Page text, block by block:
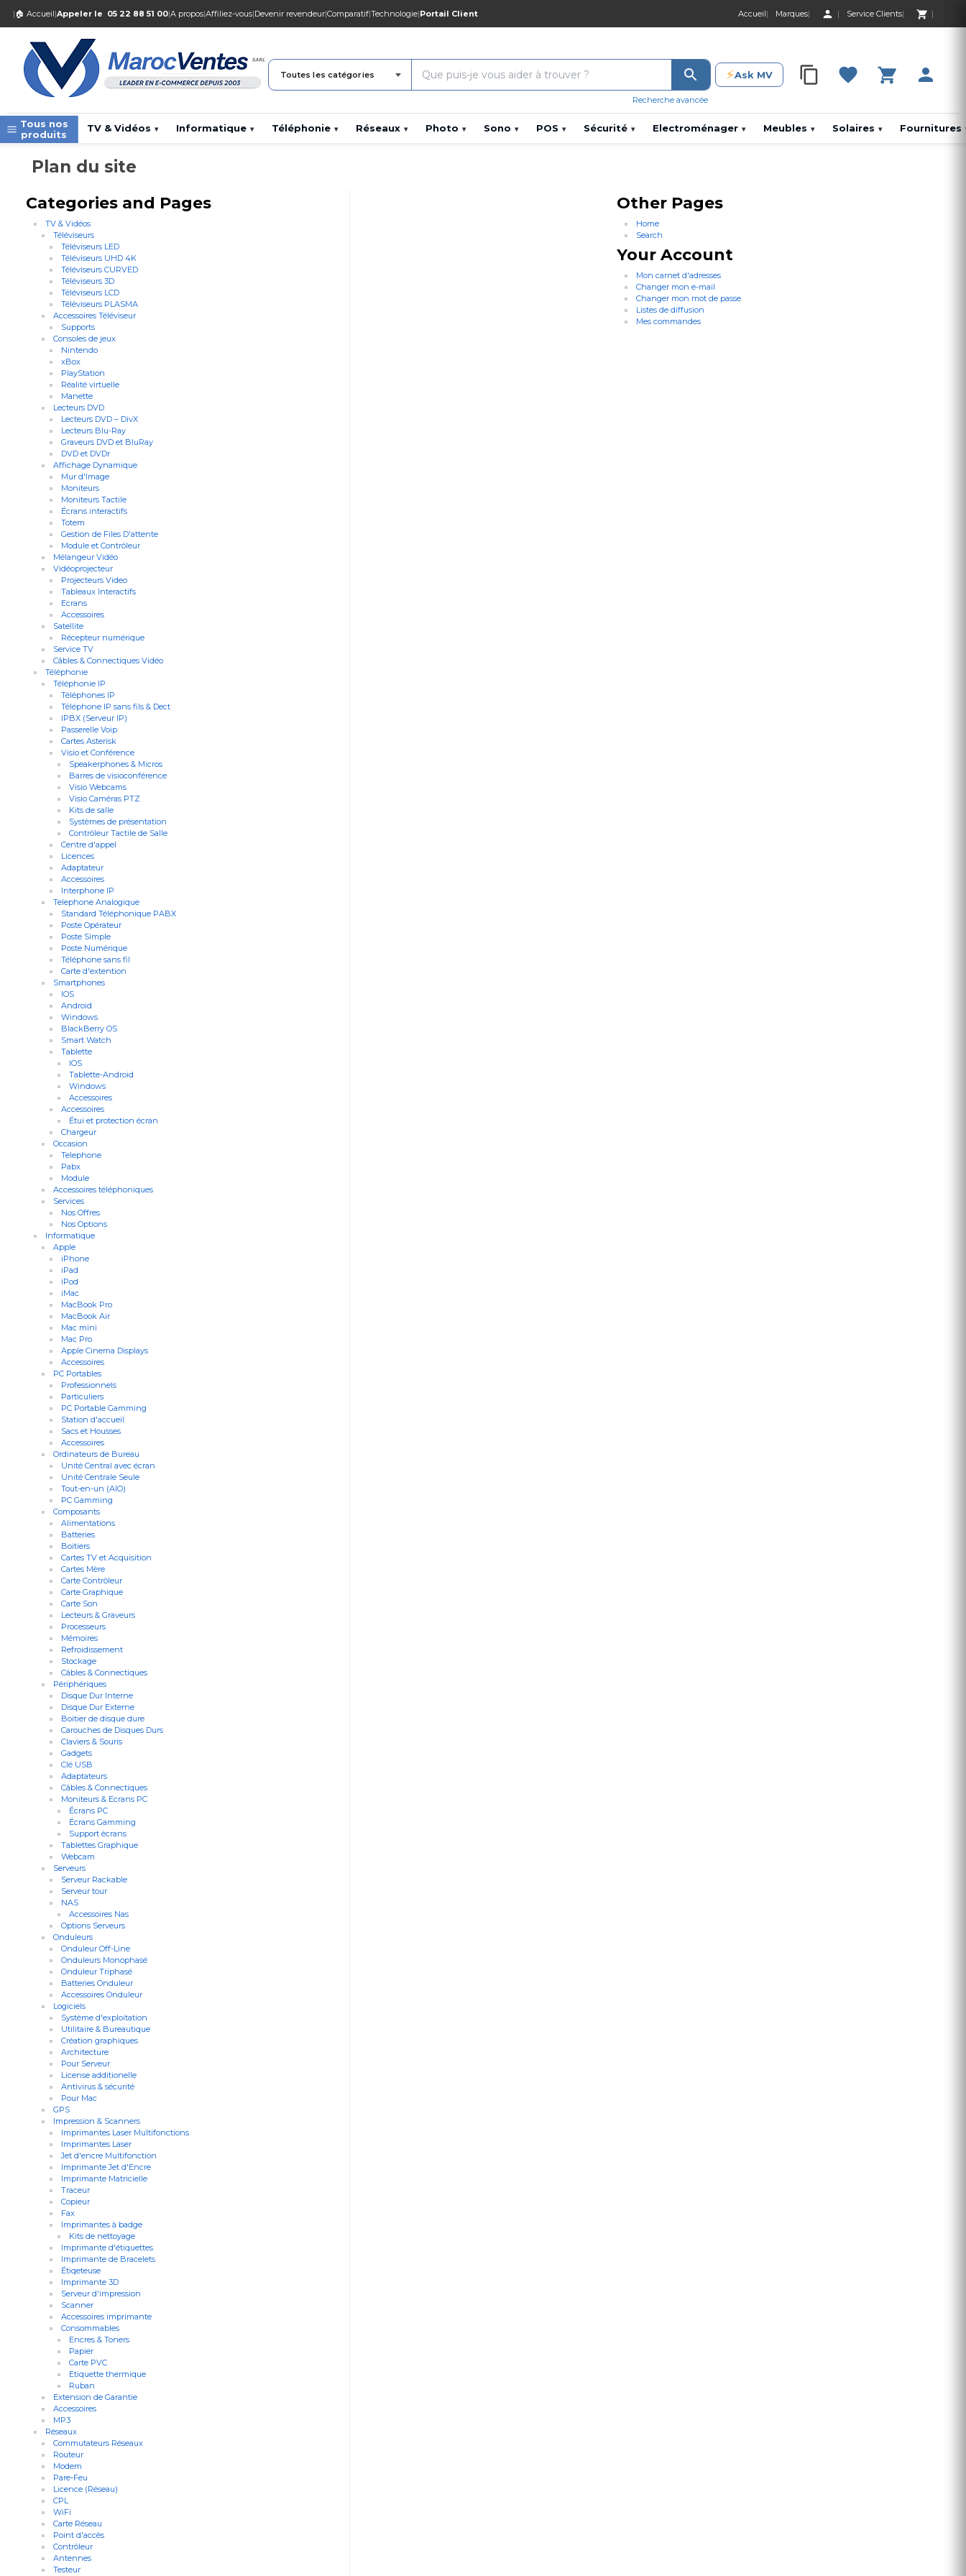
| 🏠 Accueil|Appeler le 05 22 88 51 00|A propos|Affiliez-vous|Devenir revendeur|Comparatif|Technologie|Portail Client Accueil Marques Service Clients
0 Produit 0,00
Toutes les catégories
Recherche avancée
⚡Ask MV 0 Produit 0,00 DH
Tous nos
produits
TV & Vidéos ▾ Informatique ▾ Téléphonie ▾ Réseaux ▾ Photo ▾ Sono ▾ POS ▾ Sécurité ▾ Electroménager ▾ Meubles ▾ Solaires ▾ Fournitures
Plan du site
Categories and Pages
TV & Vidéos
Téléviseurs
Téléviseurs LED
Téléviseurs UHD 4K
Téléviseurs CURVED
Téléviseurs 3D
Téléviseurs LCD
Téléviseurs PLASMA
Accessoires Téléviseur
Supports
Consoles de jeux
Nintendo
xBox
PlayStation
Réalité virtuelle
Manette
Lecteurs DVD
Lecteurs DVD – DivX
Lecteurs Blu-Ray
Graveurs DVD et BluRay
DVD et DVDr
Affichage Dynamique
Mur d'Image
Moniteurs
Moniteurs Tactile
Écrans interactifs
Totem
Gestion de Files D'attente
Module et Contrôleur
Mélangeur Vidéo
Vidéoprojecteur
Projecteurs Video
Tableaux Interactifs
Ecrans
Accessoires
Satellite
Récepteur numérique
Service TV
Câbles & Connectiques Vidéo
Téléphonie
Téléphonie IP
Téléphones IP
Téléphone IP sans fils & Dect
IPBX (Serveur IP)
Passerelle Voip
Cartes Asterisk
Visio et Conférence
Speakerphones & Micros
Barres de visioconférence
Visio Webcams
Visio Caméras PTZ
Kits de salle
Systèmes de présentation
Contrôleur Tactile de Salle
Centre d'appel
Licences
Adaptateur
Accessoires
Interphone IP
Telephone Analogique
Standard Téléphonique PABX
Poste Opérateur
Poste Simple
Poste Numérique
Téléphone sans fil
Carte d'extention
Smartphones
IOS
Android
Windows
BlackBerry OS
Smart Watch
Tablette
IOS
Tablette-Android
Windows
Accessoires
Accessoires
Étui et protection écran
Chargeur
Occasion
Telephone
Pabx
Module
Accessoires téléphoniques
Services
Nos Offres
Nos Options
Informatique
Apple
iPhone
iPad
iPod
iMac
MacBook Pro
MacBook Air
Mac mini
Mac Pro
Apple Cinema Displays
Accessoires
PC Portables
Professionnels
Particuliers
PC Portable Gamming
Station d'accueil
Sacs et Housses
Accessoires
Ordinateurs de Bureau
Unité Central avec écran
Unité Centrale Seule
Tout-en-un (AIO)
PC Gamming
Composants
Alimentations
Batteries
Boitiers
Cartes TV et Acquisition
Cartes Mère
Carte Contrôleur
Carte Graphique
Carte Son
Lecteurs & Graveurs
Processeurs
Mémoires
Refroidissement
Stockage
Câbles & Connectiques
Périphériques
Disque Dur Interne
Disque Dur Externe
Boitier de disque dure
Carouches de Disques Durs
Claviers & Souris
Gadgets
Clé USB
Adaptateurs
Câbles & Connectiques
Moniteurs & Ecrans PC
Écrans PC
Écrans Gamming
Support ècrans
Tablettes Graphique
Webcam
Serveurs
Serveur Rackable
Serveur tour
NAS
Accessoires Nas
Options Serveurs
Onduleurs
Onduleur Off-Line
Onduleurs Monophasé
Onduleur Triphasé
Batteries Onduleur
Accessoires Onduleur
Logiciels
Système d'exploitation
Utilitaire & Bureautique
Création graphiques
Architecture
Pour Serveur
License additionelle
Antivirus & sécurité
Pour Mac
GPS
Impression & Scanners
Imprimantes Laser Multifonctions
Imprimantes Laser
Jet d'encre Multifonction
Imprimante Jet d'Encre
Imprimante Matricielle
Traceur
Copieur
Fax
Imprimantes à badge
Kits de nettoyage
Imprimante d'étiquettes
Imprimante de Bracelets
Étiqeteuse
Imprimante 3D
Serveur d'impression
Scanner
Accessoires imprimante
Consommables
Encres & Toners
Papier
Carte PVC
Etiquette thermique
Ruban
Extension de Garantie
Accessoires
MP3
Réseaux
Commutateurs Réseaux
Routeur
Modem
Pare-Feu
Licence (Réseau)
CPL
WiFi
Carte Réseau
Point d'accès
Contrôleur
Antennes
Testeur
Other Pages
Home
Search
Your Account
Mon carnet d'adresses
Changer mon e-mail
Changer mon mot de passe
Listes de diffusion
Mes commandes